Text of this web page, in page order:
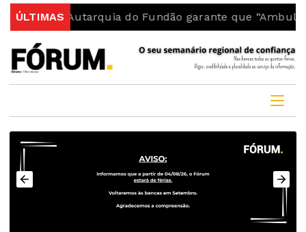
ÚLTIMAS
Autarquia do Fundão garante que “Ambulância do